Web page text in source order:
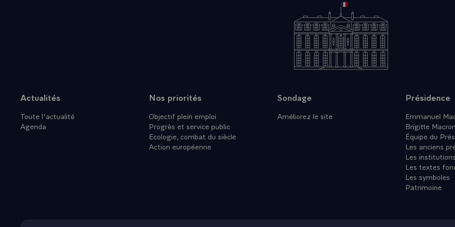
Plan du site
Actualités
Toute l'actualité
Agenda
Nos priorités
Objectif plein emploi
Progrès et service public
Ecologie, combat du siècle
Action européenne
Sondage
Améliorez le site
Présidence
Emmanuel
Brigitte Macron
Équipe du
Les anciens
Les institutions
Les textes
Les symboles
Patrimoine